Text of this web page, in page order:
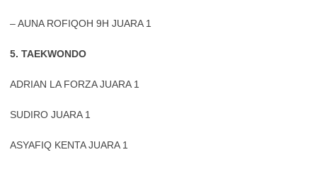
– AUNA ROFIQOH 9H JUARA 1
5. TAEKWONDO
ADRIAN LA FORZA JUARA 1
SUDIRO JUARA 1
ASYAFIQ KENTA JUARA 1